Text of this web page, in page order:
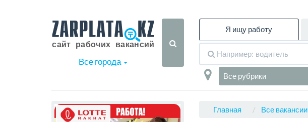
Все города
Я ищу работу
Все рубрики
Главная Все вакансии